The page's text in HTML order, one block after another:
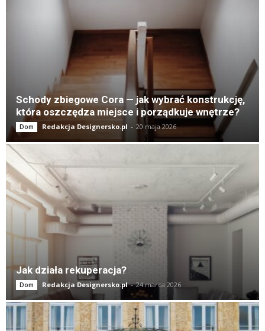
Schody zbiegowe Cora — jak wybrać konstrukcję,
która oszczędza miejsce i porządkuje wnętrze?
Dom Redakcja Designersko.pl - 20 maja 2026
Jak działa rekuperacja?
Dom Redakcja Designersko.pl - 24 marca 2026